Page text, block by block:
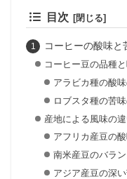
目次
コーヒーの酸味と
コーヒー豆の品種
アラビカ種の酸
ロブスタ種の苦
産地による風味の
アフリカ産豆の
南米産豆のバラ
アジア産豆の深